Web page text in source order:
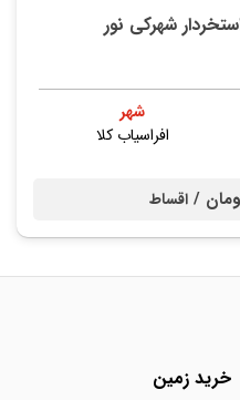
شهرکی نور
شهر
افراسیاب کلا
اقساط
خرید زمین